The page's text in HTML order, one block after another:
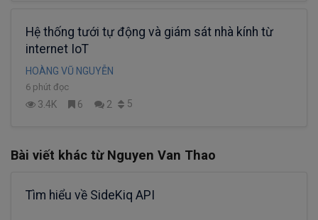
Hệ thống tưới tự động và giám sát nhà kính từ
internet IoT
HOÀNG VŨ NGUYỄN
6 phút đọc
3.4K 6 2 5
Bài viết khác từ Nguyen Van Thao
Tìm hiểu về SideKiq API